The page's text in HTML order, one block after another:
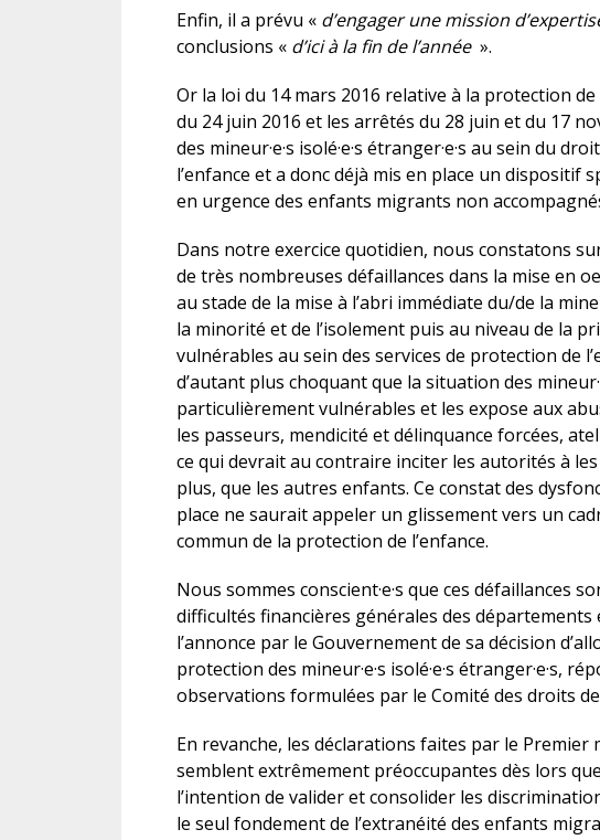
Enfin, il a prévu « d’engager une mission
conclusions « d’ici à la fin de l’année ».
Or la loi du 14 mars 2016 relative à la protection
du 24 juin 2016 et les arrêtés du 28 juin et du 17
des mineur·e·s isolé·e·s étranger·e·s au sein du
l’enfance et a donc déjà mis en place un dispositif
en urgence des enfants migrants non
Dans notre exercice quotidien, nous constatons
de très nombreuses défaillances dans la mise en
au stade de la mise à l’abri immédiate du/de la
la minorité et de l’isolement puis au niveau de la
vulnérables au sein des services de protection de
d’autant plus choquant que la situation des
particulièrement vulnérables et les expose aux
les passeurs, mendicité et délinquance forcées,
ce qui devrait au contraire inciter les autorités à
plus, que les autres enfants. Ce constat des
place ne saurait appeler un glissement vers un
commun de la protection de l’enfance.
Nous sommes conscient·e·s que ces défaillances
difficultés financières générales des départements
l’annonce par le Gouvernement de sa décision
protection des mineur·e·s isolé·e·s étranger·e·s,
observations formulées par le Comité des droits
En revanche, les déclarations faites par le
semblent extrêmement préoccupantes dès lors
l’intention de valider et consolider les
le seul fondement de l’extranéité des enfants